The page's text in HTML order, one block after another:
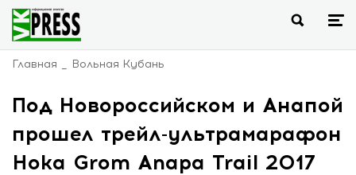
Главная Вольная Кубань
Под Новороссийском и Анапой
прошел трейл-ультрамарафон
Hoka Grom Anapa Trail 2017